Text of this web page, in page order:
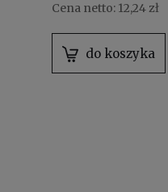
Cena netto: 12,24 zł
do koszyka